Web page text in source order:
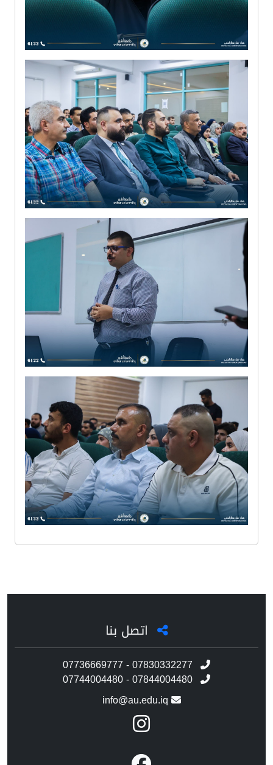
اتصل بنا
07736669777 - 07830332277
07744004480 - 07844004480
info@au.edu.iq